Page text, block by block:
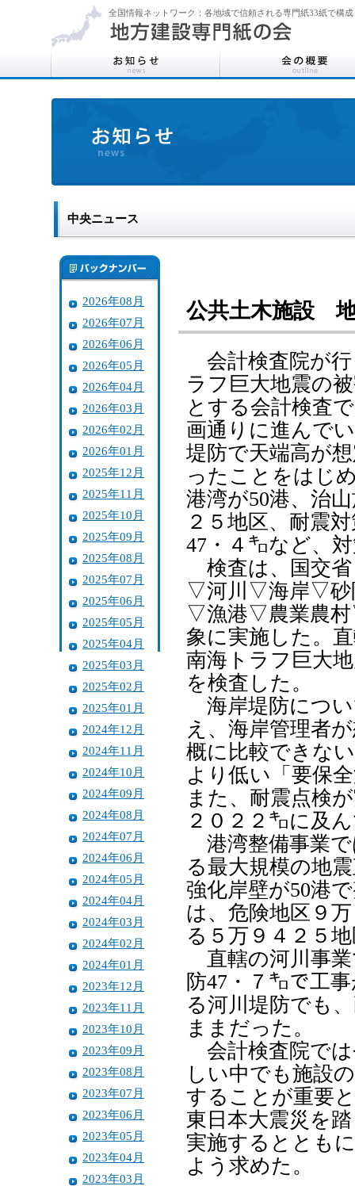
全国情報ネットワーク：各地域で信頼される専門紙33紙で構成
中央ニュース
2026年08月
2026年07月
2026年06月
2026年05月
2026年04月
2026年03月
2026年02月
2026年01月
2025年12月
2025年11月
2025年10月
2025年09月
2025年08月
2025年07月
2025年06月
2025年05月
2025年04月
2025年03月
2025年02月
2025年01月
2024年12月
2024年11月
2024年10月
2024年09月
2024年08月
2024年07月
2024年06月
2024年05月
2024年04月
2024年03月
2024年02月
2024年01月
2023年12月
2023年11月
2023年10月
2023年09月
2023年08月
2023年07月
2023年06月
2023年05月
2023年04月
2023年03月
公共土木施設
会計検査院が行
ラフ巨大地震の
とする会計検査
画通りに進んで
堤防で天端高が
ったことをはじ
港湾が50港、治
２５地区、耐震
47・４㌔など、
検査は、国交省
▽河川▽海岸▽
▽漁港▽農業農村
象に実施した。
南海トラフ巨大
を検査した。
海岸堤防につい
え、海岸管理者
概に比較できな
より低い「要保
また、耐震点検
２０２２㌔に及
港湾整備事業で
る最大規模の地
強化岸壁が50港
は、危険地区９
る５万９４２５
直轄の河川事業
防47・７㌔で工
る河川堤防でも
ままだった。
会計検査院では
しい中でも施設
することが重要
東日本大震災を
実施するととも
よう求めた。